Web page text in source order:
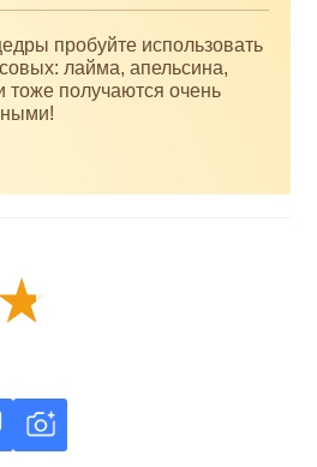
пробуйте использовать
лайма, апельсина,
тоже получаются очень